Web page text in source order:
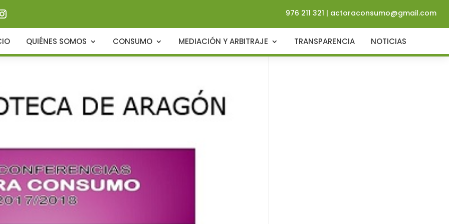
976 211 321 | actoraconsumo@gmail.com
QUIÉNES SOMOS CONSUMO MEDIACIÓN Y ARBITRAJE TRANSPARENCIA NOTICIAS